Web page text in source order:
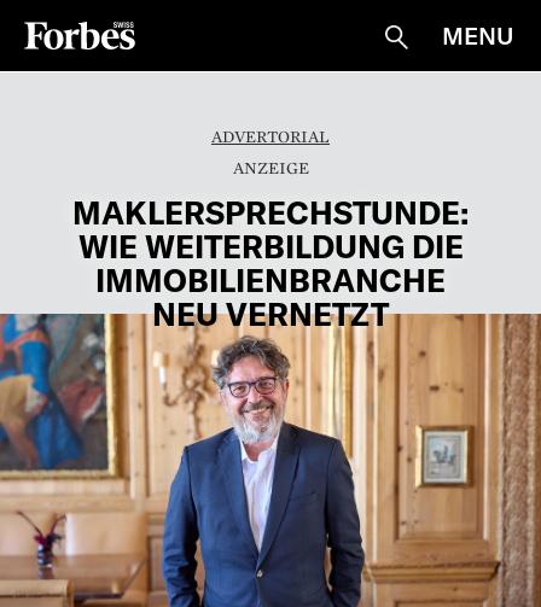
Suche
MENU
ADVERTORIAL
MAKLERSPRECHSTUNDE:
WIE WEITERBILDUNG DIE
IMMOBILIENBRANCHE
NEU VERNETZT